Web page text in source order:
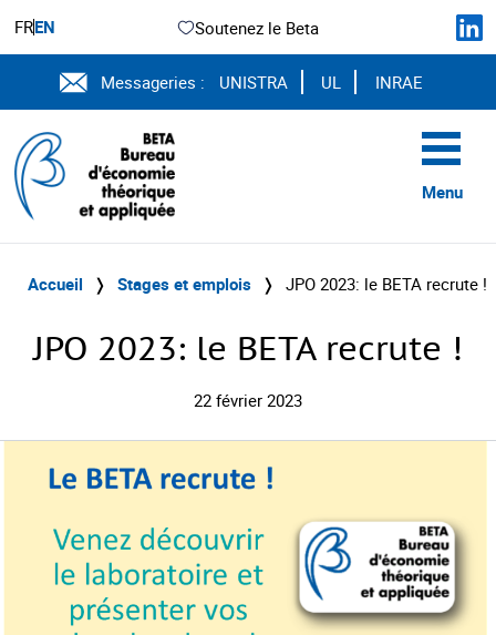
FREN Soutenez le Beta
Messageries : UNISTRA UL INRAE
Menu
Accueil ❭ Stages et emplois ❭ JPO 2023: le BETA recrute !
JPO 2023: le BETA recrute !
22 février 2023